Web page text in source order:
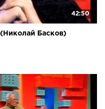
42:50
Басков)